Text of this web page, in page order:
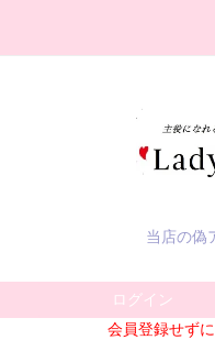
当店の偽
ログイン
会員登録せず